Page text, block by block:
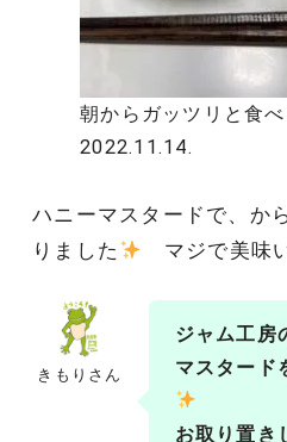
朝からガッツリと食べ
2022.11.14.
ハニーマスタードで、か
りました
マジで美味
きもりさん
ジャム工房
マスタード
お取り置き